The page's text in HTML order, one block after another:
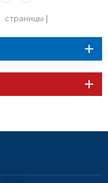
страницы